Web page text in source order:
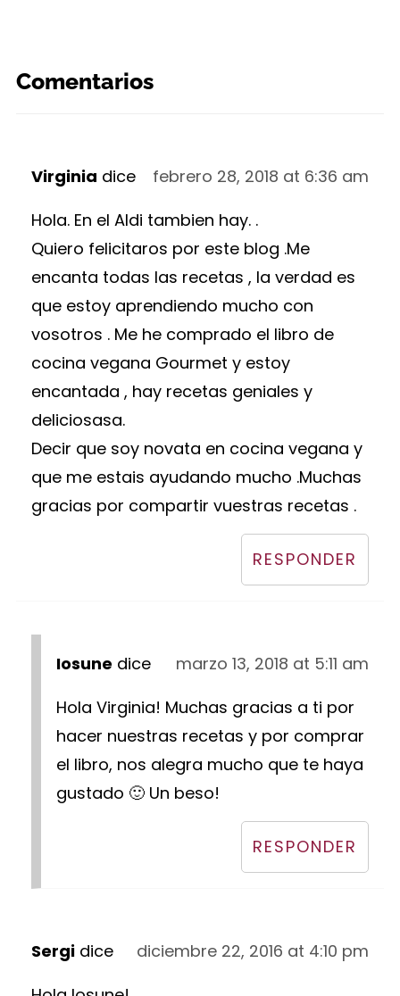
Comentarios
Virginia dice
febrero 28, 2018 at 6:36 am
Hola. En el Aldi tambien hay. .
Quiero felicitaros por este blog .Me
encanta todas las recetas , la verdad es
que estoy aprendiendo mucho con
vosotros . Me he comprado el libro de
cocina vegana Gourmet y estoy
encantada , hay recetas geniales y
deliciosasa.
Decir que soy novata en cocina vegana y
que me estais ayudando mucho .Muchas
gracias por compartir vuestras recetas .
RESPONDER
Iosune dice
marzo 13, 2018 at 5:11 am
Hola Virginia! Muchas gracias a ti por
hacer nuestras recetas y por comprar
el libro, nos alegra mucho que te haya
gustado 🙂 Un beso!
RESPONDER
Sergi dice
diciembre 22, 2016 at 4:10 pm